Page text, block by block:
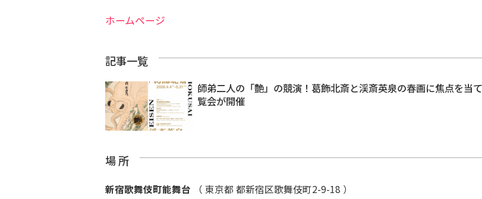
ホームページ
記事一覧
師弟二人の「艶」の競演！葛飾北斎と渓斎英泉の春画に焦点を当
覧会が開催
場 所
新宿歌舞伎町能舞台 （ 東京都 都新宿区歌舞伎町2-9-18 ）